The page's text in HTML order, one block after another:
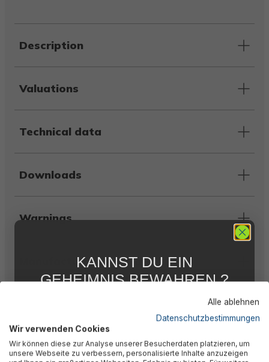
Description
Valuations
Technical data
Downloads
Warnings
Manufacturer information
Alle ablehnen
Datenschutzbestimmungen
Wir verwenden Cookies
Wir können diese zur Analyse unserer Besucherdaten platzieren, um
unsere Webseite zu verbessern, personalisierte Inhalte anzuzeigen
KANNST DU EIN
GEHEIMNIS BEWAHREN ?
FÜR DICH
Abonniere jetzt unseren kostenlosen
Newsletter, verpasse keine Neuigkeiten und
Aktionen mehr und sichere Dir 5 %